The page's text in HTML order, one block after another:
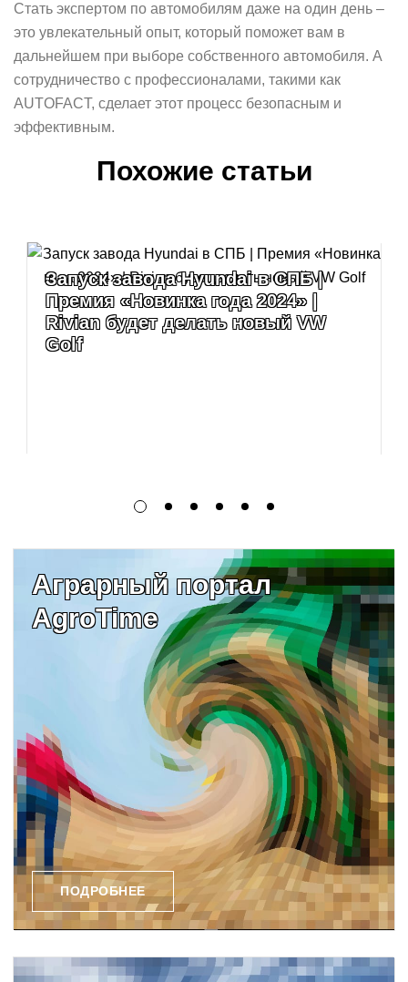
Стать экспертом по автомобилям даже на один день –
это увлекательный опыт, который поможет вам в
дальнейшем при выборе собственного автомобиля. А
сотрудничество с профессионалами, такими как
AUTOFACT, сделает этот процесс безопасным и
эффективным.
Похожие статьи
Запуск завода Hyundai в СПБ |
Премия «Новинка года 2024» |
Rivian будет делать новый VW
Golf
Аграрный портал
AgroTime
ПОДРОБНЕЕ